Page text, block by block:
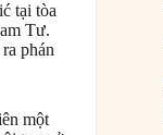
tại tòa
Tư.
phán
một